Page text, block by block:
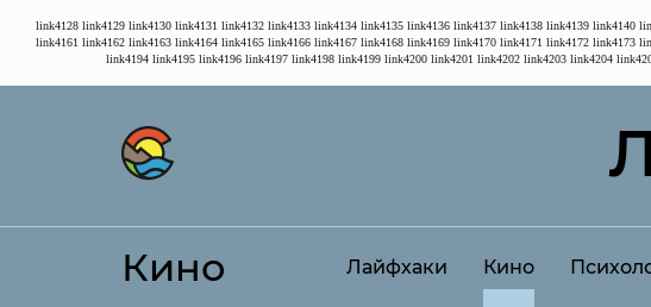
link4128 link4129 link4130 link4131 link4132 link4133 link4134 link4135 link4136 link4137 link4138 link4139 link4140
link4161 link4162 link4163 link4164 link4165 link4166 link4167 link4168 link4169 link4170 link4171 link4172 link4173
link4194 link4195 link4196 link4197 link4198 link4199 link4200 link4201 link4202 link4203 link4204
Кино Лайфхаки Кино